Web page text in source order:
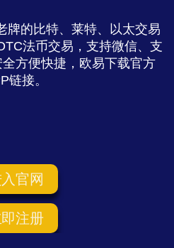
牌的比特、莱特、以太交易
法币交易，支持微信、支
方便快捷，欧易下载官方
链接。
官网
注册